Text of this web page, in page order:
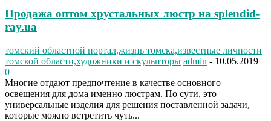
Продажа оптом хрустальных люстр на splendid-
ray.ua
томский областной портал,жизнь томска,известные личности
томской области,художники и скульпторы admin - 10.05.2019
0
Многие отдают предпочтение в качестве основного
освещения для дома именно люстрам. По сути, это
универсальные изделия для решения поставленной задачи,
которые можно встретить чуть...